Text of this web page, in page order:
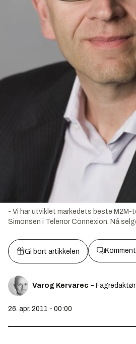
- Vi har utviklet markedets beste M2M-
Simonsen i Telenor Connexion. Nå
Gi bort artikkelen
Varog Kervarec – Fagredaktør
26. apr. 2011 - 00:00